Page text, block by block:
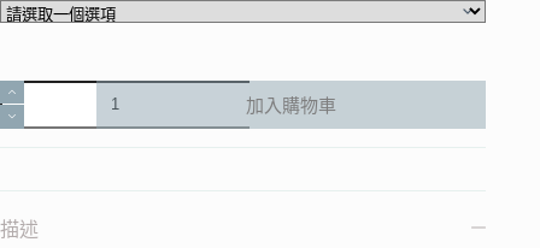
Q3
超
單
線
加入購物車
描述